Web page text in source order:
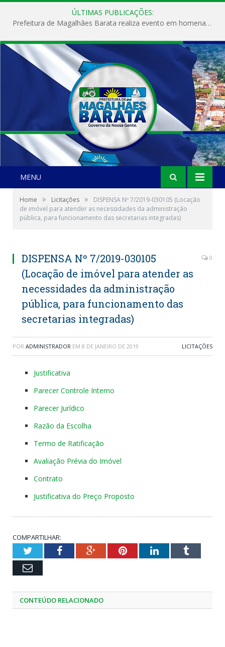
ÚLTIMAS PUBLICAÇÕES:
Prefeitura de Magalhães Barata realiza evento em homenagem ao Dia Internacional da Mulher
MENU
Home » Licitações »
DISPENSA Nº 7/2019-030105 (Locação
de imóvel para atender as necessidades da administração
pública, para funcionamento das secretarias integradas)
DISPENSA Nº 7/2019-030105
(Locação de imóvel para atender as
necessidades da administração
pública, para funcionamento das
secretarias integradas)
0
POR ADMINISTRADOR EM 8 DE JANEIRO DE 2019 LICITAÇÕES
Justificativa
Parecer Controle Interno
Parecer Jurídico
Razão da Escolha
Termo de Ratificação
Avaliação Prévia do Imóvel
Contrato
Justificativa do Preço Proposto
COMPARTILHAR:
TwitterFacebookGoogle+PinterestLinkedInTumblr
Email
CONTEÚDO RELACIONADO